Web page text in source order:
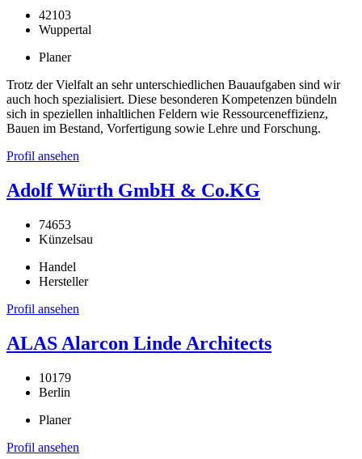
42103
Wuppertal
Planer
Trotz der Vielfalt an sehr unterschiedlichen Bauaufgaben sind wir
auch hoch spezialisiert. Diese besonderen Kompetenzen bündeln
sich in speziellen inhaltlichen Feldern wie Ressourceneffizienz,
Bauen im Bestand, Vorfertigung sowie Lehre und Forschung.
Profil ansehen
Adolf Würth GmbH & Co.KG
74653
Künzelsau
Handel
Hersteller
Profil ansehen
ALAS Alarcon Linde Architects
10179
Berlin
Planer
Profil ansehen